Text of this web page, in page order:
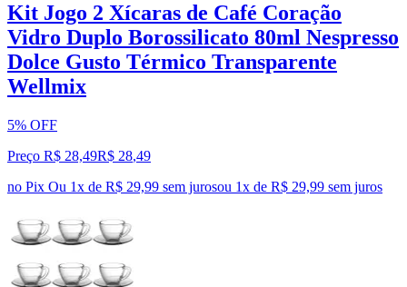
Kit Jogo 2 Xícaras de Café Coração
Vidro Duplo Borossilicato 80ml Nespresso
Dolce Gusto Térmico Transparente
Wellmix
5% OFF
Preço R$ 28,49R$ 28,49
no Pix Ou 1x de R$ 29,99 sem jurosou 1x de R$ 29,99 sem juros